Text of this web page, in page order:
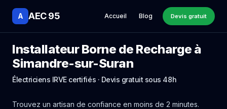
A AEC 95 Accueil Blog Devis gratuit
Installateur Borne de Recharge à
Simandre-sur-Suran
Électriciens IRVE certifiés · Devis gratuit sous 48h
Trouvez un artisan de confiance en moins de 2 minutes.